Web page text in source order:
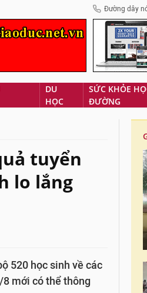
Đường dây
DU
HỌC
SỨC KHỎE
ĐƯỜNG
tuyển
lo lắng
520 học sinh về các
8 mới có thể thông